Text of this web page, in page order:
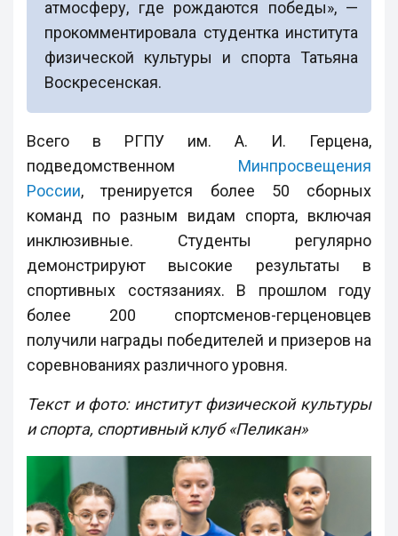
атмосферу, где рождаются победы», —
прокомментировала студентка института
физической культуры и спорта Татьяна
Воскресенская.
Всего в РГПУ им. А. И. Герцена,
подведомственном Минпросвещения
России, тренируется более 50 сборных
команд по разным видам спорта, включая
инклюзивные. Студенты регулярно
демонстрируют высокие результаты в
спортивных состязаниях. В прошлом году
более 200 спортсменов-герценовцев
получили награды победителей и призеров на
соревнованиях различного уровня.
Текст и фото: институт физической культуры
и спорта, спортивный клуб «Пеликан»